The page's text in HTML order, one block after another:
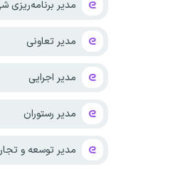
مدیر برنامه‌ریزی
مدیر تعاونی
مدیر اجرایی
مدیر رستوران
مدیر توسعه و